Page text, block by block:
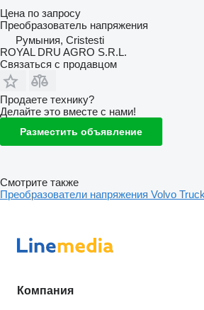
Цена по запросу
Преобразователь напряжения
Румыния, Cristesti
ROYAL DRU AGRO S.R.L.
Связаться с продавцом
Продаете технику?
Делайте это вместе с нами!
Разместить объявление
Смотрите также
Преобразователи напряжения Volvo
Компания